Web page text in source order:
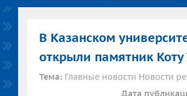
В Казанском
открыли памятник
Тема: Главные новости Новости
Дата